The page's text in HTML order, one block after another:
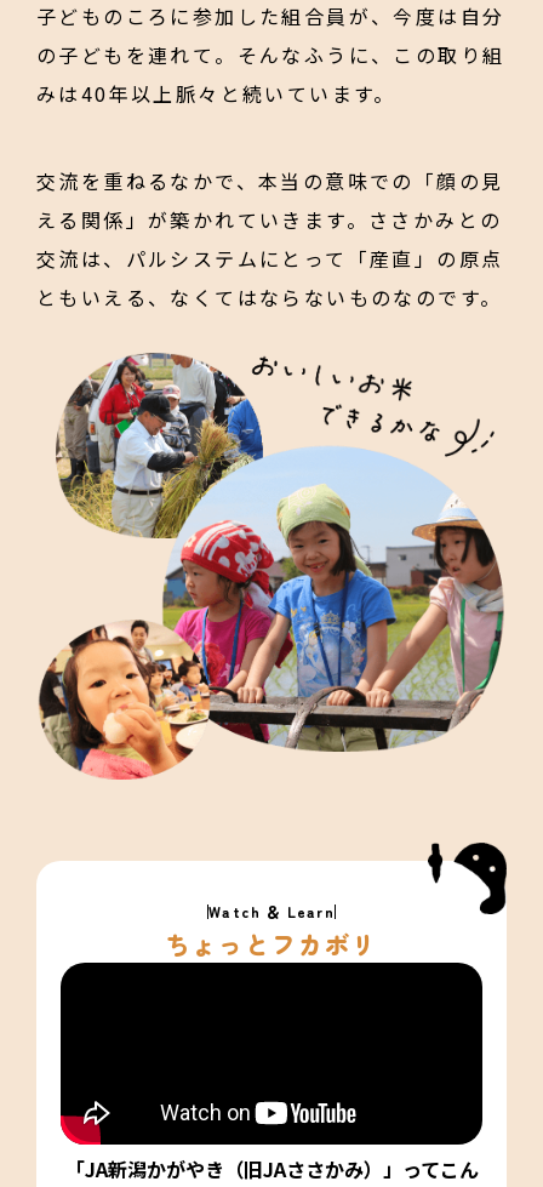
子どものころに参加した組合員が、今度は自分
の子どもを連れて。そんなふうに、この取り組
みは40年以上脈々と続いています。
交流を重ねるなかで、本当の意味での「顔の見
える関係」が築かれていきます。ささかみとの
交流は、パルシステムにとって「産直」の原点
ともいえる、なくてはならないものなのです。
Watch ＆ Learn
ちょっとフカボリ
「JA新潟かがやき（旧JAささかみ）」ってこん